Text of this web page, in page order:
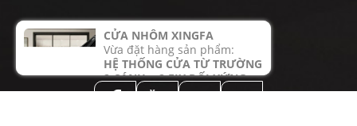
CỬA NHÔM XINGFA
Vừa đặt hàng sản phẩm:
HỆ THỐNG CỬA TỪ TRƯỜNG
2 CÁNH + 2 FIX ĐỐI XỨNG